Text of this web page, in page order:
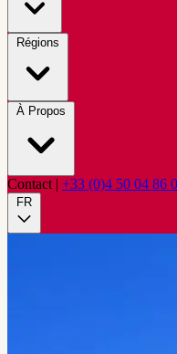
Régions
À Propos
Contact | +33 (0)4 50 04 86
FR